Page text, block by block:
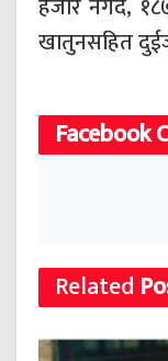
हजार नगद,
खातुनसहित
Facebook
Related